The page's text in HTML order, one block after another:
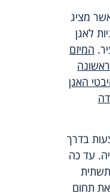
מציג
לאגן
המיזם
האגן
בדרך
עד כה
תחום